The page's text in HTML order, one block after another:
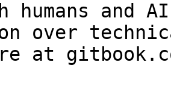
humans and
over
at